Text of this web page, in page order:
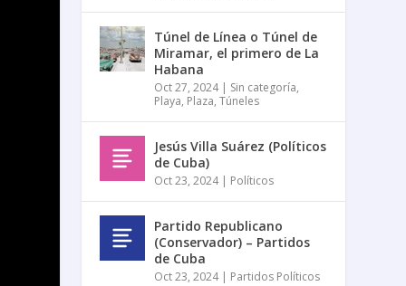
Túnel de Línea o Túnel de
Miramar, el primero de La
Habana
Oct 27, 2024| Sin categoría,
Playa, Plaza,Túneles
Jesús Villa Suárez (Políticos
de Cuba)
Oct 23, 2024| Políticos
Partido Republicano
(Conservador) – Partidos
de Cuba
Oct 23, 2024| Partidos Políticos